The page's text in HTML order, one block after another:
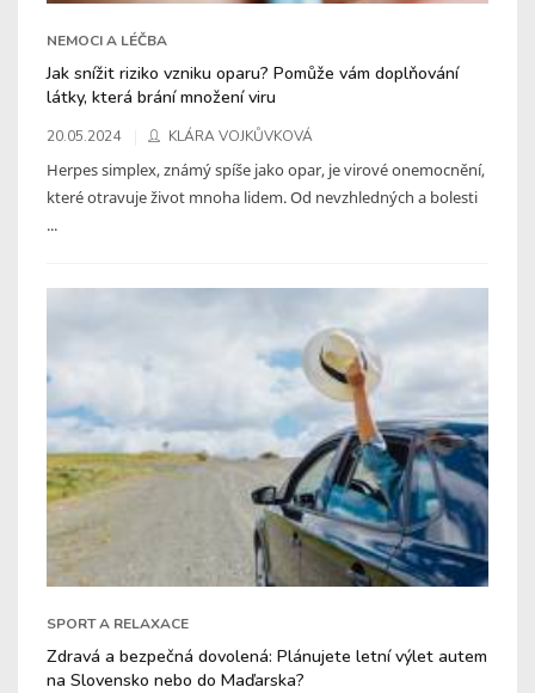
NEMOCI A LÉČBA
Jak snížit riziko vzniku oparu? Pomůže vám doplňování
látky, která brání množení viru
20.05.2024 KLÁRA VOJKŮVKOVÁ
Herpes simplex, známý spíše jako opar, je virové onemocnění,
které otravuje život mnoha lidem. Od nevzhledných a bolesti
...
SPORT A RELAXACE
Zdravá a bezpečná dovolená: Plánujete letní výlet autem
na Slovensko nebo do Maďarska?